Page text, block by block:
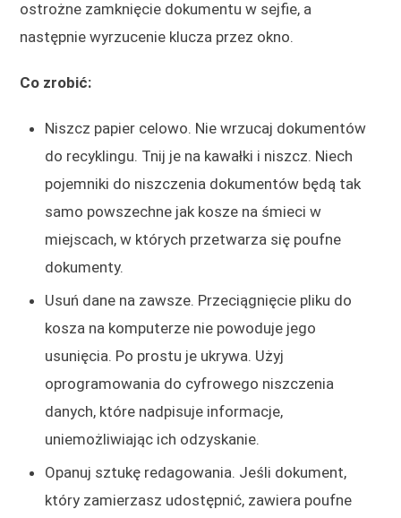
ostrożne zamknięcie dokumentu w sejfie, a
następnie wyrzucenie klucza przez okno.
Co zrobić:
Niszcz papier celowo. Nie wrzucaj dokumentów
do recyklingu. Tnij je na kawałki i niszcz. Niech
pojemniki do niszczenia dokumentów będą tak
samo powszechne jak kosze na śmieci w
miejscach, w których przetwarza się poufne
dokumenty.
Usuń dane na zawsze. Przeciągnięcie pliku do
kosza na komputerze nie powoduje jego
usunięcia. Po prostu je ukrywa. Użyj
oprogramowania do cyfrowego niszczenia
danych, które nadpisuje informacje,
uniemożliwiając ich odzyskanie.
Opanuj sztukę redagowania. Jeśli dokument,
który zamierzasz udostępnić, zawiera poufne